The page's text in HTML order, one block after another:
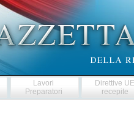
Lavori
Preparatori
Direttive
recepite